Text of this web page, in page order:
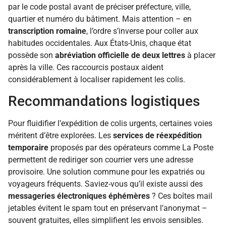
par le code postal avant de préciser préfecture, ville,
quartier et numéro du bâtiment. Mais attention – en
transcription romaine, l’ordre s’inverse pour coller aux
habitudes occidentales. Aux États-Unis, chaque état
possède son abréviation officielle de deux lettres à placer
après la ville. Ces raccourcis postaux aident
considérablement à localiser rapidement les colis.
Recommandations logistiques
Pour fluidifier l’expédition de colis urgents, certaines voies
méritent d’être explorées. Les services de réexpédition
temporaire proposés par des opérateurs comme La Poste
permettent de rediriger son courrier vers une adresse
provisoire. Une solution commune pour les expatriés ou
voyageurs fréquents. Saviez-vous qu’il existe aussi des
messageries électroniques éphémères ? Ces boîtes mail
jetables évitent le spam tout en préservant l’anonymat –
souvent gratuites, elles simplifient les envois sensibles.